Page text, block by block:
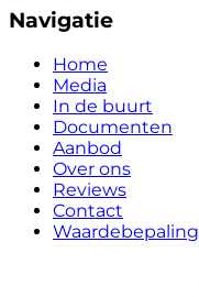
Navigatie
Home
Media
In de buurt
Documenten
Aanbod
Over ons
Reviews
Contact
Waardebepaling